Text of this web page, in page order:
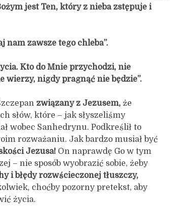
jest Ten, który z nieba zstępuje i
nam zawsze tego chleba”.
Kto do Mnie przychodzi, nie
wierzy, nigdy pragnąć nie będzie”.
związany z Jezusem, że
słów, które – jak słyszeliśmy
wobec Sanhedrynu. Podkreślił to
rozważaniu. Jak bardzo musiał być
Jezusa! On naprawdę Go w tym
– nie sposób wyobrazić sobie, żeby
i błędy rozwścieczonej tłuszczy,
choćby pozorny pretekst, aby
życia.